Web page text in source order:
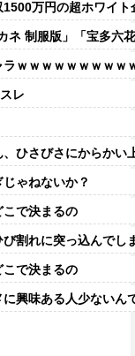
1500万円の超ホワイト
「宝多六花 制服版」フィ
ｗｗｗｗｗｗｗｗｗ
レ
さにからかい上手の高木
ゃねないか？
で決まるの
割れに突っ込んでし
で決まるの
に興味ある人少ないん